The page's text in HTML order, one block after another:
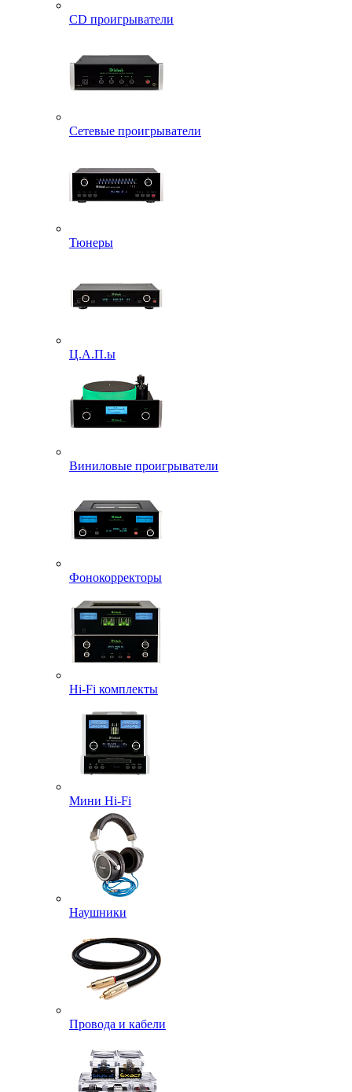
CD проигрыватели
Сетевые проигрыватели
Тюнеры
Ц.А.П.ы
Виниловые проигрыватели
Фонокорректоры
Hi-Fi комплекты
Мини Hi-Fi
Наушники
Провода и кабели